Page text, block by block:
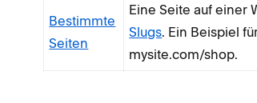
Bestimmte
Seiten
Eine Seite auf einer
Slugs. Ein Beispiel
mysite.com/shop.